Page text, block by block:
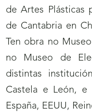
de Artes Plásticas
de Cantabria en
Ten obra no
no Museo de
distintas
Castela e León, e
España, EEUU,